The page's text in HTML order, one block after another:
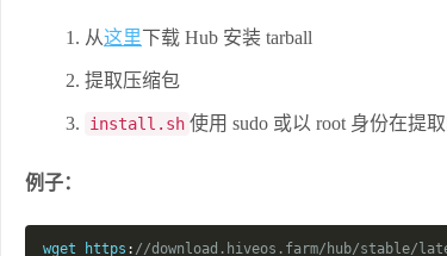
从这里下载 Hub 安装 tarball
提取压缩包
install.sh 使用 sudo 或以 root 身份在提
例子：
wget https : //download.hiveos.farm/hub/stable/